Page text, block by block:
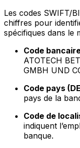
Les codes SWIFT/
chiffres pour
spécifiques dans le
Code
ATOTECH
GMBH UND
Code pays
pays de la
Code de
indiquent
banque.